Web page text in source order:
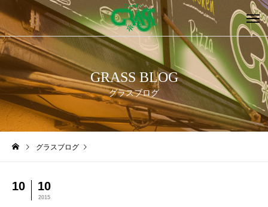
GRASS BLOG
グラスブログ
グラスブログ
10 10
2015